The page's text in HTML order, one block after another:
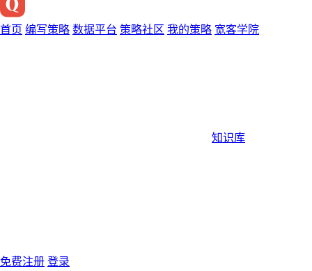
首页 编写策略 数据平台 策略社区 我的策略 宽客学院
知识库
免费注册 登录